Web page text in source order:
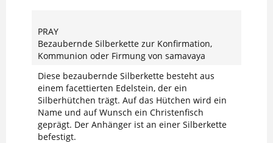
PRAY
Bezaubernde Silberkette zur Konfirmation,
Kommunion oder Firmung von samavaya
Diese bezaubernde Silberkette besteht aus
einem facettierten Edelstein, der ein
Silberhütchen trägt. Auf das Hütchen wird ein
Name und auf Wunsch ein Christenfisch
geprägt. Der Anhänger ist an einer Silberkette
befestigt.